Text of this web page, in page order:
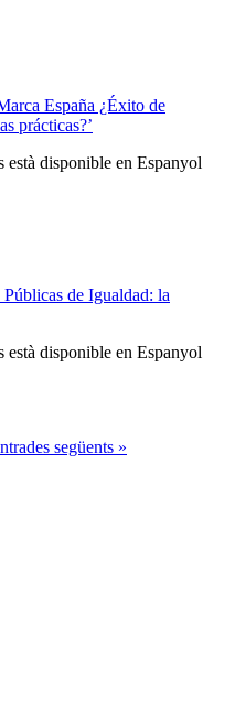
España ¿Éxito de
prácticas?’
està disponible en Espanyol
de Igualdad: la
està disponible en Espanyol
següents »